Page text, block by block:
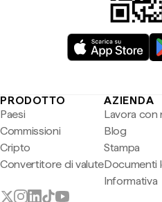
PRODOTTO
Paesi
Commissioni
Cripto
Convertitore di valute
AZIENDA
Lavora con
Blog
Stampa
Documenti
Informativa